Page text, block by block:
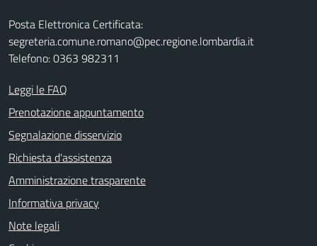
Posta Elettronica Certificata:
segreteria.comune.romano@pec.regione.lombardia.it
Telefono: 0363 982311
Leggi le FAQ
Prenotazione appuntamento
Segnalazione disservizio
Richiesta d'assistenza
Amministrazione trasparente
Informativa privacy
Note legali